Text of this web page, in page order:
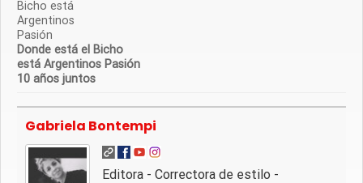
Donde está el Bicho
está Argentinos Pasión
10 años juntos
Gabriela Bontempi
Editora - Correctora de estilo -